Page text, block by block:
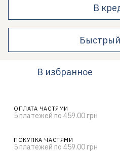
В
В избранное
ОПЛАТА ЧАСТЯМИ
5 платежей по 459.00 грн
ПОКУПКА ЧАСТЯМИ
5 платежей по 459.00 грн